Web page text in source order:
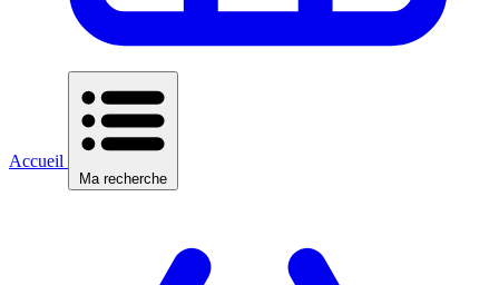
Accueil
Ma recherche